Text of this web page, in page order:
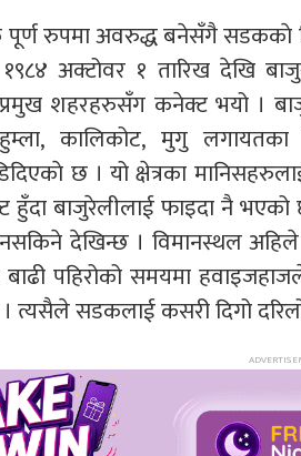
पूर्ण रुपमा अवरुद्ध बनेसँगै
अक्टोवर १ तारिख देखि
शहरहरुसँग कनेक्ट भयो ।
कालिकोट, मुगु
छ । यो क्षेत्रका
बाजुरेलीलाई फाइदा नै भएको
नसकिने देखिन्छ । विमानस्थल
पहिरोको समयमा
सडकलाई कसरी दिगो दरिलो